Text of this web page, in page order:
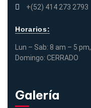
+(52) 414 273 2793
Horarios:
Lun – Sab: 8 am – 5 pm,
Domingo: CERRADO
Galería